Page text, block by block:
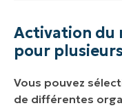
Activation du
pour
Vous pouvez
de différentes